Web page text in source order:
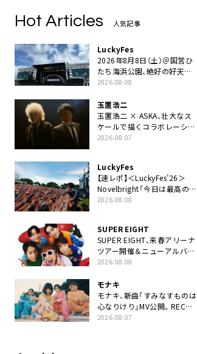
Hot Articles 人気記事
LuckyFes
2026年8月8日（土）＠国営ひ
たち海浜公園、絶好の好天の
中＜LuckyFes’26＞開幕
2026.08.08
玉置浩二
玉置浩二 × ASKA、壮大なス
ケールで描くコラボレーショ
ン曲「音銀河」リリース決定。
2026.08.07
LuckyFes
【速レポ】＜LuckyFes’26＞
Novelbright「今日は最高のフ
ェス日和。最高の休日を、最
2026.08.08
SUPER EIGHT
SUPER EIGHT、来春アリーナ
ツアー開催＆ニューアルバム
発売決定げるEP『ダンダー
2026.08.08
モナキ
モナキ、新曲「すみなすものは
心なりけり」MV公開。RECの
ギターにEvery Little Thing・
2026.08.07